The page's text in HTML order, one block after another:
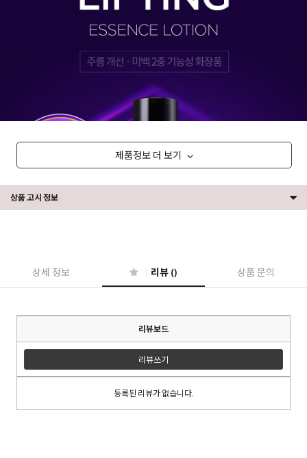
이코 라이프 하
제품정보 더 보기
상품 고시 정보
상세 정보 리뷰 () 상품 문의
리뷰보드
리뷰쓰기
등록된 리뷰가 없습니다.